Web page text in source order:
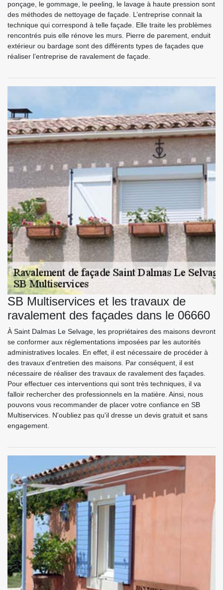
ponçage, le gommage, le peeling, le lavage à haute pression sont
des méthodes de nettoyage de façade. L’entreprise connait la
technique qui correspond à telle façade. Elle traite les problèmes
rencontrés puis elle rénove les murs. Pierre de parement, enduit
extérieur ou bardage sont des différents types de façades que
réaliser l’entreprise de ravalement de façade.
SB Multiservices et les travaux de
ravalement des façades dans le 06660
À Saint Dalmas Le Selvage, les propriétaires des maisons devront
se conformer aux réglementations imposées par les autorités
administratives locales. En effet, il est nécessaire de procéder à
des travaux d'entretien des maisons. Par conséquent, il est
nécessaire de réaliser des travaux de ravalement des façades.
Pour effectuer ces interventions qui sont très techniques, il va
falloir rechercher des professionnels en la matière. Ainsi, nous
pouvons vous recommander de placer votre confiance en SB
Multiservices. N'oubliez pas qu'il dresse un devis gratuit et sans
engagement.